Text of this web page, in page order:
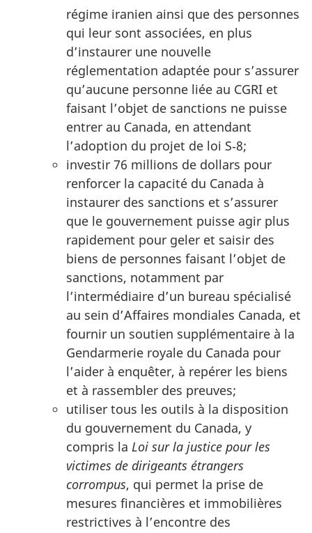
régime iranien ainsi que des personnes
qui leur sont associées, en plus
d’instaurer une nouvelle
réglementation adaptée pour s’assurer
qu’aucune personne liée au CGRI et
faisant l’objet de sanctions ne puisse
entrer au Canada, en attendant
l’adoption du projet de loi S‑8;
investir 76 millions de dollars pour
renforcer la capacité du Canada à
instaurer des sanctions et s’assurer
que le gouvernement puisse agir plus
rapidement pour geler et saisir des
biens de personnes faisant l’objet de
sanctions, notamment par
l’intermédiaire d’un bureau spécialisé
au sein d’Affaires mondiales Canada, et
fournir un soutien supplémentaire à la
Gendarmerie royale du Canada pour
l’aider à enquêter, à repérer les biens
et à rassembler des preuves;
utiliser tous les outils à la disposition
du gouvernement du Canada, y
compris la Loi sur la justice pour les
victimes de dirigeants étrangers
corrompus, qui permet la prise de
mesures financières et immobilières
restrictives à l’encontre des